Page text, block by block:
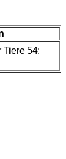
Tiere 54: